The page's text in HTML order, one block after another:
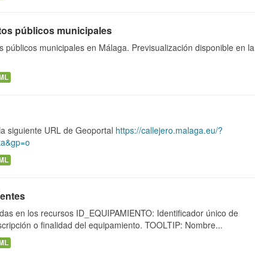
públicos municipales
públicos municipales en Málaga. Previsualización disponible en la
siguiente URL de Geoportal https://callejero.malaga.eu/?
en los recursos ID_EQUIPAMIENTO: Identificador único de
o finalidad del equipamiento. TOOLTIP: Nombre...